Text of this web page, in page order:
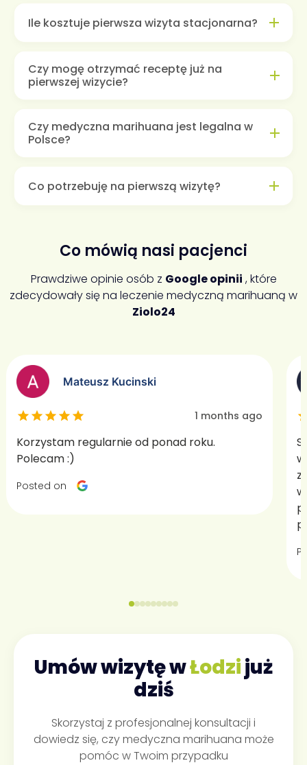
Ile kosztuje pierwsza wizyta stacjonarna?
Czy mogę otrzymać receptę już na
pierwszej wizycie?
Czy medyczna marihuana jest legalna w
Polsce?
Co potrzebuję na pierwszą wizytę?
Co mówią nasi pacjenci
Prawdziwe opinie osób z Google opinii , które
zdecydowały się na leczenie medyczną marihuaną w
Ziolo24
Mateusz Kucinski
1 months ago
Korzystam regularnie od ponad roku.
Polecam :)
Posted on
Umów wizytę wŁodzijuż
dziś
Skorzystaj z profesjonalnej konsultacji i
dowiedz się, czy medyczna marihuana może
pomóc w Twoim przypadku